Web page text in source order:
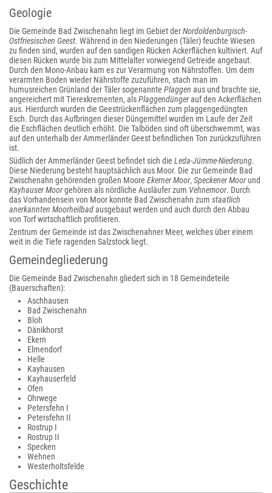
Geologie
Die Gemeinde Bad Zwischenahn liegt im Gebiet derNordoldenburgisch-
Ostfriesischen Geest. Während in den Niederungen (Täler) feuchte Wiesen
zu finden sind, wurden auf den sandigen Rücken Ackerflächen kultiviert. Auf
diesen Rücken wurde bis zum Mittelalter vorwiegend Getreide angebaut.
Durch den Mono-Anbau kam es zur Verarmung von Nährstoffen. Um dem
verarmten Boden wieder Nährstoffe zuzuführen, stach man im
humusreichen Grünland der Täler sogenannte Plaggen aus und brachte sie,
angereichert mit Tierexkrementen, alsPlaggendüngerauf den Ackerflächen
aus. Hierdurch wurden die Geestrückenflächen zum plaggengedüngten
Esch. Durch das Aufbringen dieser Düngemittel wurden im Laufe der Zeit
die Eschflächen deutlich erhöht. Die Talböden sind oft überschwemmt, was
auf den unterhalb der Ammerländer Geest befindlichen Ton zurückzuführen
ist.
Südlich der Ammerländer Geest befindet sich die Leda-Jümme-Niederung.
Diese Niederung besteht hauptsächlich aus Moor. Die zur Gemeinde Bad
Zwischenahn gehörenden großen Moore Ekerner Moor, Speckener Moorund
Kayhauser Moorgehören als nördliche Ausläufer zum Vehnemoor. Durch
das Vorhandensein von Moor konnte Bad Zwischenahn zum staatlich
anerkannten Moorheilbadausgebaut werden und auch durch den Abbau
von Torf wirtschaftlich profitieren.
Zentrum der Gemeinde ist das Zwischenahner Meer, welches über einem
weit in die Tiefe ragenden Salzstock liegt.
Gemeindegliederung
Die Gemeinde Bad Zwischenahn gliedert sich in 18 Gemeindeteile
(Bauerschaften):
Aschhausen
Bad Zwischenahn
Bloh
Dänikhorst
Ekern
Elmendorf
Helle
Kayhausen
Kayhauserfeld
Ofen
Ohrwege
Petersfehn I
Petersfehn II
Rostrup I
Rostrup II
Specken
Wehnen
Westerholtsfelde
Geschichte